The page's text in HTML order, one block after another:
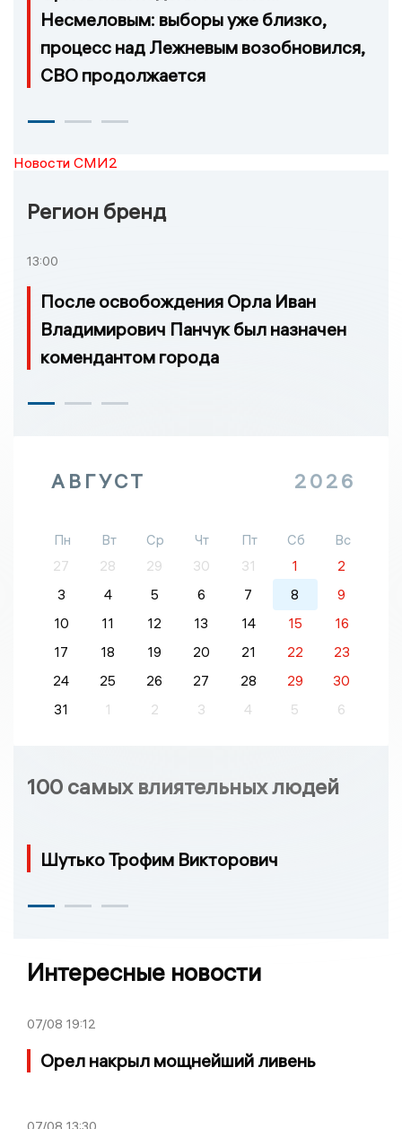
Несмеловым: выборы уже близко,
процесс над Лежневым возобновился,
СВО продолжается
Новости СМИ2
Регион бренд
13:00
После освобождения Орла Иван
Владимирович Панчук был назначен
комендантом города
АВГУСТ 2026
Пн Вт Ср Чт Пт Сб
Вс
27
28 29 30 31 1
2
3
4 5 6 7 8
9
10
11 12 13 14 15
16
17
18 19 20 21 22
23
24
25 26 27 28 29
30
31
1 2 3 4 5 6
100 самых влиятельных людей
Шутько Трофим Викторович
Интересные новости
07/08 19:12
Орел накрыл мощнейший ливень